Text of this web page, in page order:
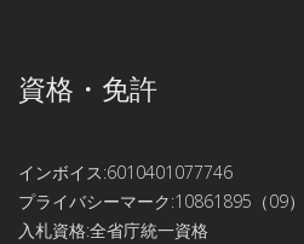
資格・免許
インボイス:6010401077746
プライバシーマーク:10861895（09）
入札資格:全省庁統一資格